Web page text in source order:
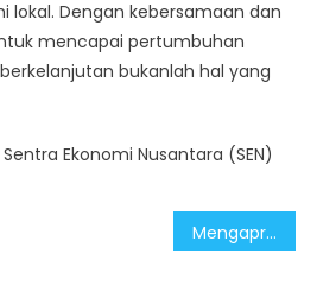
lokal. Dengan kebersamaan dan
mencapai pertumbuhan
bukanlah hal yang
Ekonomi Nusantara (SEN)
Mengapresiasi Pemerintah Cepat dan Responsif Atasi Masalah Pulau Enggano